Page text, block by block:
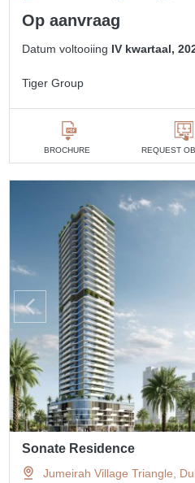
Op aanvraag
Datum voltooiing IV kwartaal,
Tiger Group
BROCHURE REQUEST
Sonate Residence
Jumeirah Village Triangle,